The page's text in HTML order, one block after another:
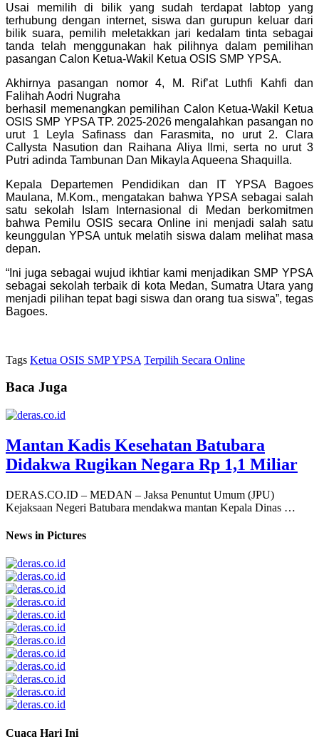
Usai memilih di bilik yang sudah terdapat labtop yang
terhubung dengan internet, siswa dan gurupun keluar dari
bilik suara, pemilih meletakkan jari kedalam tinta sebagai
tanda telah menggunakan hak pilihnya dalam pemilihan
pasangan Calon Ketua-Wakil Ketua OSIS SMP YPSA.
Akhirnya pasangan nomor 4, M. Rif’at Luthfi Kahfi dan
Falihah Aodri Nugraha
berhasil memenangkan pemilihan Calon Ketua-Wakil Ketua
OSIS SMP YPSA TP. 2025-2026 mengalahkan pasangan no
urut 1 Leyla Safinass dan Farasmita, no urut 2. Clara
Callysta Nasution dan Raihana Aliya Ilmi, serta no urut 3
Putri adinda Tambunan Dan Mikayla Aqueena Shaquilla.
Kepala Departemen Pendidikan dan IT YPSA Bagoes
Maulana, M.Kom., mengatakan bahwa YPSA sebagai salah
satu sekolah Islam Internasional di Medan berkomitmen
bahwa Pemilu OSIS secara Online ini menjadi salah satu
keunggulan YPSA untuk melatih siswa dalam melihat masa
depan.
“Ini juga sebagai wujud ikhtiar kami menjadikan SMP YPSA
sebagai sekolah terbaik di kota Medan, Sumatra Utara yang
menjadi pilihan tepat bagi siswa dan orang tua siswa”, tegas
Bagoes.
Tags Ketua OSIS SMP YPSA Terpilih Secara Online
Baca Juga
Mantan Kadis Kesehatan Batubara
Didakwa Rugikan Negara Rp 1,1 Miliar
DERAS.CO.ID – MEDAN – Jaksa Penuntut Umum (JPU)
Kejaksaan Negeri Batubara mendakwa mantan Kepala Dinas …
News in Pictures
Cuaca Hari Ini